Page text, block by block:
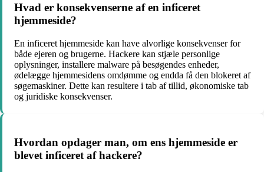
Hvad er konsekvenserne af en inficeret
hjemmeside?
En inficeret hjemmeside kan have alvorlige konsekvenser for
både ejeren og brugerne. Hackere kan stjæle personlige
oplysninger, installere malware på besøgendes enheder,
ødelægge hjemmesidens omdømme og endda få den blokeret af
søgemaskiner. Dette kan resultere i tab af tillid, økonomiske tab
og juridiske konsekvenser.
Hvordan opdager man, om ens hjemmeside er
blevet inficeret af hackere?